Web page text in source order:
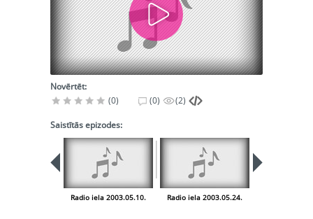
Novērtēt:
(0)
(0) (2)
Saistītās epizodes:
Radio iela 2003.05.10. Radio iela 2003.05.24.